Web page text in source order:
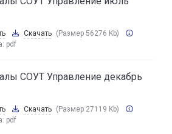
Скачать (Размер 56276 Kb)
pdf
СОУТ Управление декабрь
Скачать (Размер 27119 Kb)
pdf